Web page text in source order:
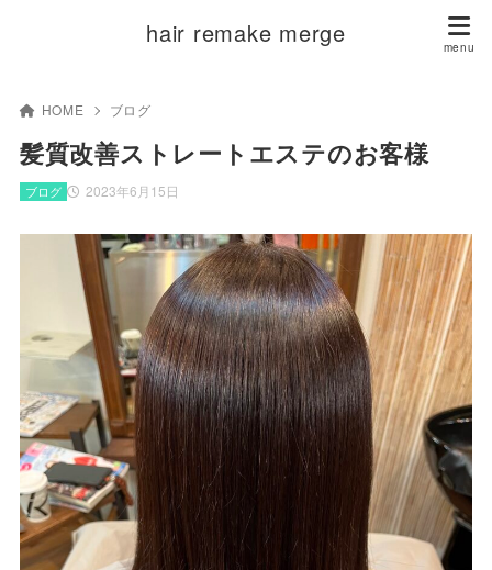
hair remake merge
HOME ブログ
髪質改善ストレートエステのお客様
2023年6月15日
ブログ